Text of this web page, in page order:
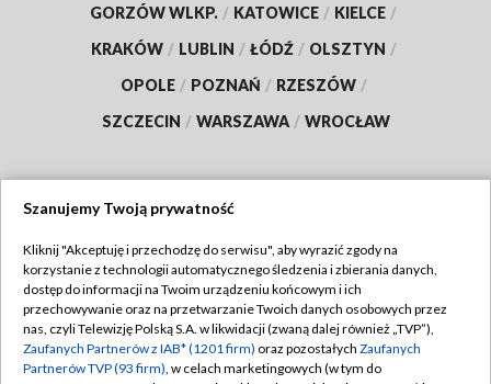
GORZÓW WLKP. / KATOWICE / KIELCE /
KRAKÓW / LUBLIN / ŁÓDŹ / OLSZTYN /
OPOLE / POZNAŃ / RZESZÓW /
SZCZECIN / WARSZAWA / WROCŁAW
TVP
Abonament TVP
Emisja w TVP
Regulamin TVP
Polityka prywatności
Szanujemy Twoją prywatność
Kliknij "Akceptuję i przechodzę do serwisu", aby wyrazić zgody na
korzystanie z technologii automatycznego śledzenia i zbierania danych,
dostęp do informacji na Twoim urządzeniu końcowym i ich
przechowywanie oraz na przetwarzanie Twoich danych osobowych przez
nas, czyli Telewizję Polską S.A. w likwidacji (zwaną dalej również „TVP”),
Zaufanych Partnerów z IAB* (1201 firm) oraz pozostałych Zaufanych
Partnerów TVP (93 firm), w celach marketingowych (w tym do